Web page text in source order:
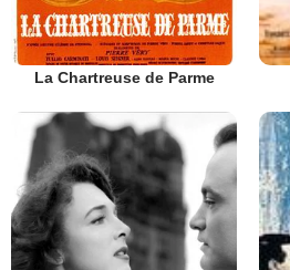
La Chartreuse de Parme